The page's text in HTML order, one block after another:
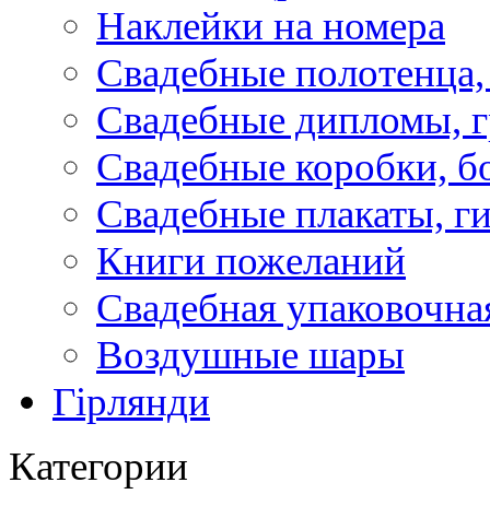
Наклейки на номера
Свадебные
Свадебные дипломы,
Свадебные коробки,
Свадебные плакаты,
Книги пожеланий
Свадебная
Воздушные шары
Гірлянди
Категории